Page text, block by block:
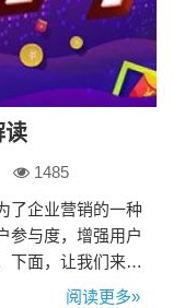
读
1485
了企业营销的一种
参与度，增强用户
下面，让我们来瞧
营销中的价值与作
阅读更多»